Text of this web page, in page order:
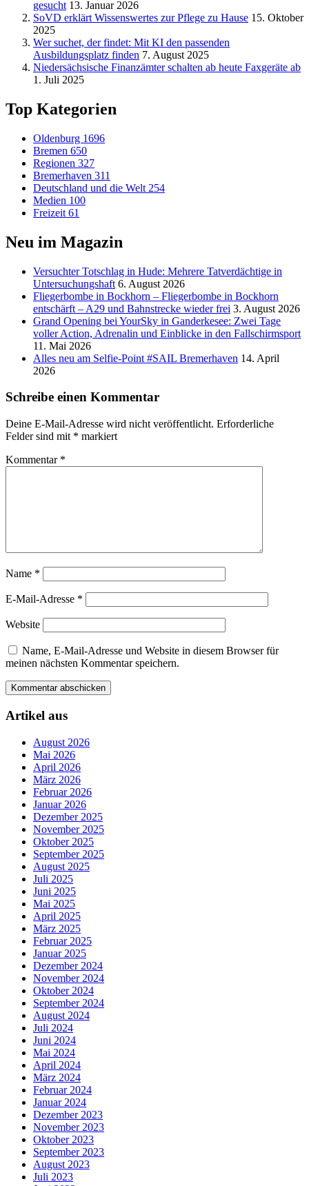
gesucht 13. Januar 2026
SoVD erklärt Wissenswertes zur Pflege zu Hause 15. Oktober
2025
Wer suchet, der findet: Mit KI den passenden
Ausbildungsplatz finden 7. August 2025
Niedersächsische Finanzämter schalten ab heute Faxgeräte ab
1. Juli 2025
Top Kategorien
Oldenburg 1696
Bremen 650
Regionen 327
Bremerhaven 311
Deutschland und die Welt 254
Medien 100
Freizeit 61
Neu im Magazin
Versucht­er Totschlag in Hude: Mehrere Tatverdächtige in
Untersuchungshaft 6. August 2026
Fliegerbombe in Bockhorn – Fliegerbombe in Bockhorn
entschärft – A29 und Bahnstrecke wieder frei 3. August 2026
Grand Opening bei YourSky in Ganderkesee: Zwei Tage
voller Action, Adrenalin und Einblicke in den Fallschirmsport
11. Mai 2026
Alles neu am Selfie-Point #SAIL Bremerhaven 14. April
2026
Schreibe einen Kommentar
Deine E-Mail-Adresse wird nicht veröffentlicht. Erforderliche
Felder sind mit * markiert
Kommentar *
Name *
E-Mail-Adresse *
Website
Name, E-Mail-Adresse und Website in diesem Browser für
meinen nächsten Kommentar speichern.
Artikel aus
August 2026
Mai 2026
April 2026
März 2026
Februar 2026
Januar 2026
Dezember 2025
November 2025
Oktober 2025
September 2025
August 2025
Juli 2025
Juni 2025
Mai 2025
April 2025
März 2025
Februar 2025
Januar 2025
Dezember 2024
November 2024
Oktober 2024
September 2024
August 2024
Juli 2024
Juni 2024
Mai 2024
April 2024
März 2024
Februar 2024
Januar 2024
Dezember 2023
November 2023
Oktober 2023
September 2023
August 2023
Juli 2023